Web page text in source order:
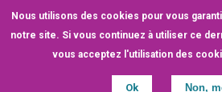
Nous utilisons des cookies pour vous
notre site. Si vous continuez à utiliser ce
vous acceptez l'utilisation des
Ok Non,
Aller
au
contenu